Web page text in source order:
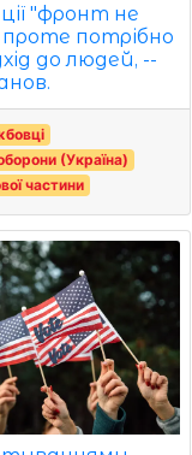
"фронт не
потрібно
до людей, --
(Україна)
частини